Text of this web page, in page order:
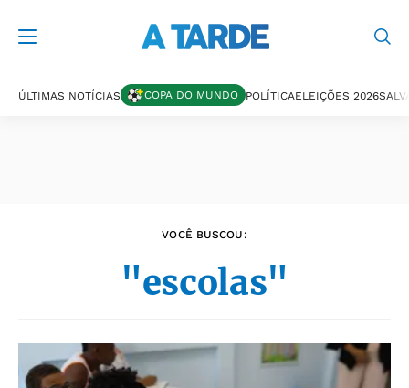
ÚLTIMAS NOTÍCIAS COPA DO MUNDO POLÍTICAELEIÇÕES 2026
VOCÊ BUSCOU:
"escolas"